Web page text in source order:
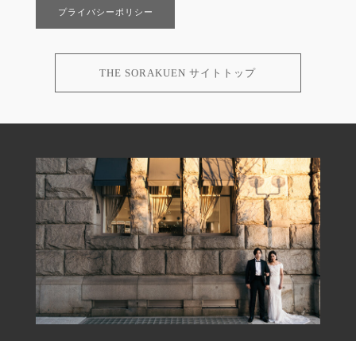
プライバシーポリシー
THE SORAKUEN サイトトップ